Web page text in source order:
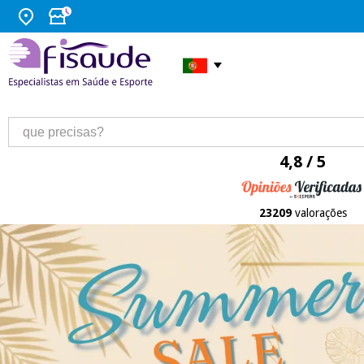
4,8 / 5
23209valorações